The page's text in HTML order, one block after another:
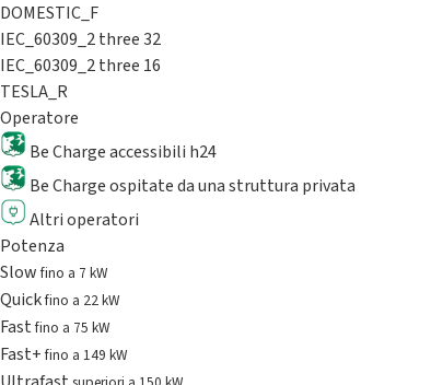
DOMESTIC_F
IEC_60309_2 three 32
IEC_60309_2 three 16
TESLA_R
Operatore
Be Charge accessibili h24
Be Charge ospitate da una struttura privata
Altri operatori
Potenza
Slowfino a 7 kW
Quickfino a 22 kW
Fastfino a 75 kW
Fast+fino a 149 kW